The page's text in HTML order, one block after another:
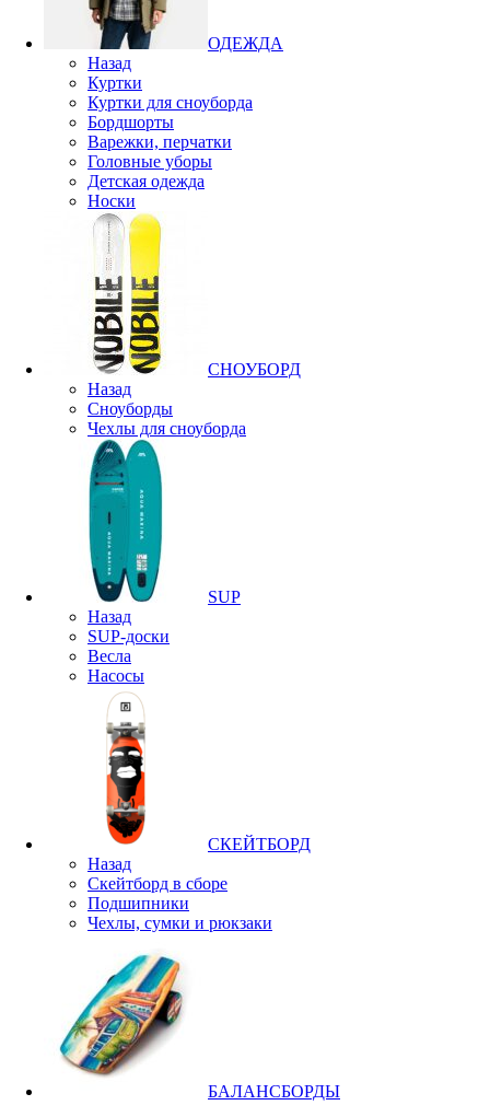
ОДЕЖДА
Назад
Куртки
Куртки для сноуборда
Бордшорты
Варежки, перчатки
Головные уборы
Детская одежда
Носки
СНОУБОРД
Назад
Сноуборды
Чехлы для сноуборда
SUP
Назад
SUP-доски
Весла
Насосы
СКЕЙТБОРД
Назад
Скейтборд в сборе
Подшипники
Чехлы, сумки и рюкзаки
БАЛАНСБОРДЫ